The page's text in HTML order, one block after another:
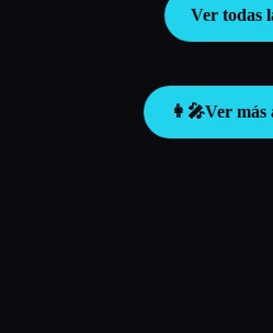
Ver todas
👩‍🎤Ver más